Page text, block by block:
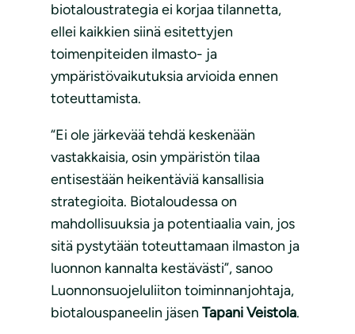
biotaloustrategia ei korjaa tilannetta,
ellei kaikkien siinä esitettyjen
toimenpiteiden ilmasto- ja
ympäristövaikutuksia arvioida ennen
toteuttamista.
“Ei ole järkevää tehdä keskenään
vastakkaisia, osin ympäristön tilaa
entisestään heikentäviä kansallisia
strategioita. Biotaloudessa on
mahdollisuuksia ja potentiaalia vain, jos
sitä pystytään toteuttamaan ilmaston ja
luonnon kannalta kestävästi”, sanoo
Luonnonsuojeluliiton toiminnanjohtaja,
biotalouspaneelin jäsen Tapani Veistola.